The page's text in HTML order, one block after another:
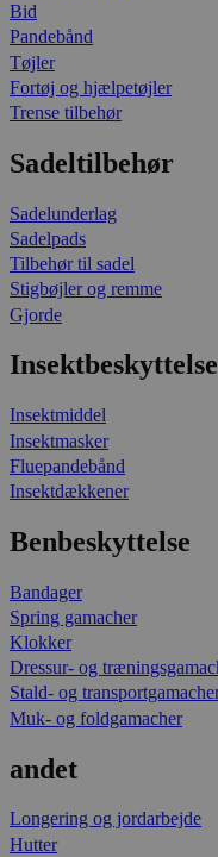
Bid
Pandebånd
Tøjler
Fortøj og hjælpetøjler
Trense tilbehør
Sadeltilbehør
Sadelunderlag
Sadelpads
Tilbehør til sadel
Stigbøjler og remme
Gjorde
Insektbeskyttelse
Insektmiddel
Insektmasker
Fluepandebånd
Insektdækkener
Benbeskyttelse
Bandager
Spring gamacher
Klokker
Dressur- og
Stald- og
Muk- og foldgamacher
andet
Longering og jordarbejde
Hutter